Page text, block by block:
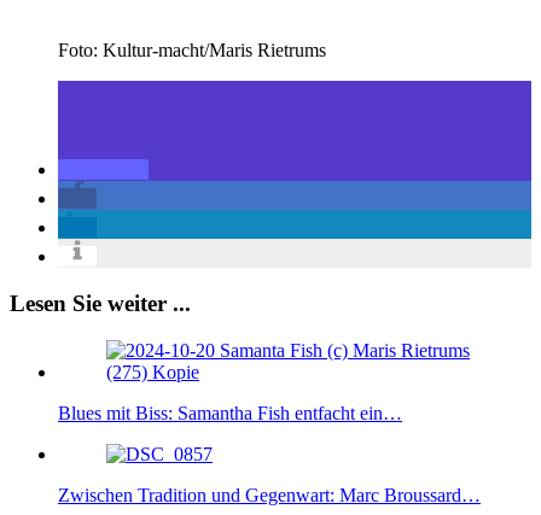
Foto: Kultur-macht/Maris Rietrums
Lesen Sie weiter ...
Blues mit Biss: Samantha Fish entfacht ein…
Zwischen Tradition und Gegenwart: Marc Broussard…